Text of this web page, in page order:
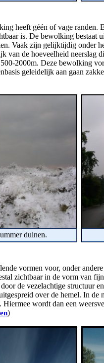
heeft géén of vage
is. De bewolking bestaat
Vaak zijn gelijktijdig onder
van de hoeveelheid neerslag
2000m. Deze bewolking
geleidelijk aan gaan
duinen.
vormen voor, onder
zichtbaar in de vorm van
de vezelachtige structuur
over de hemel. In
wordt dan een
)